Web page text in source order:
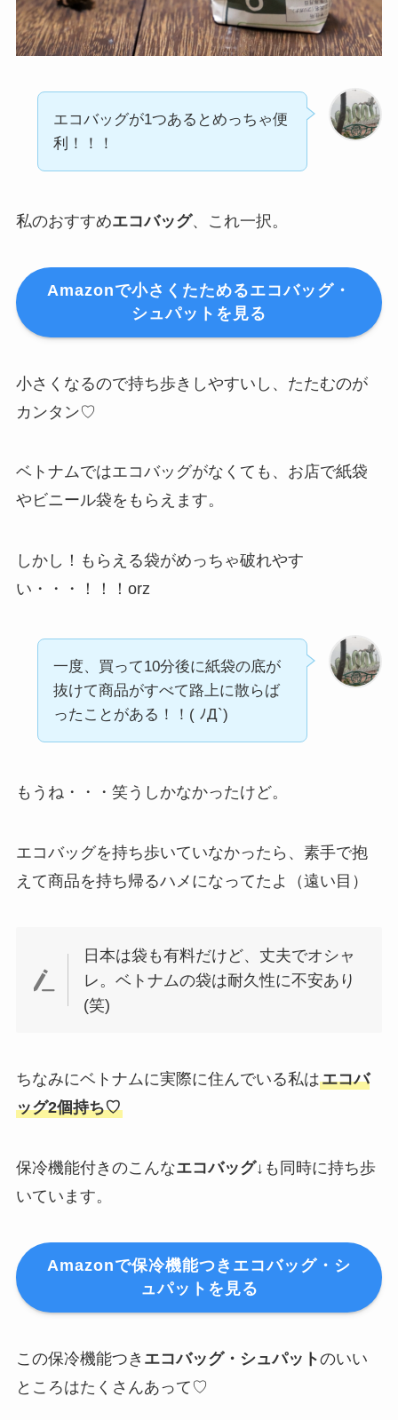
エコバッグが1つあるとめっちゃ便
利！！！
私のおすすめエコバッグ、これ一択。
Amazonで小さくたためるエコバッグ・
シュパットを見る
小さくなるので持ち歩きしやすいし、たたむのが
カンタン♡
ベトナムではエコバッグがなくても、お店で紙袋
やビニール袋をもらえます。
しかし！もらえる袋がめっちゃ破れやす
い・・・！！！orz
一度、買って10分後に紙袋の底が
抜けて商品がすべて路上に散らば
ったことがある！！( ﾉД`)
もうね・・・笑うしかなかったけど。
エコバッグを持ち歩いていなかったら、素手で抱
えて商品を持ち帰るハメになってたよ（遠い目）
日本は袋も有料だけど、丈夫でオシャ
レ。ベトナムの袋は耐久性に不安あり
(笑)
ちなみにベトナムに実際に住んでいる私はエコバ
ッグ2個持ち♡
保冷機能付きのこんなエコバッグ↓も同時に持ち歩
いています。
Amazonで保冷機能つきエコバッグ・シ
ュパットを見る
この保冷機能つき エコバッグ・シュパットのいい
ところはたくさんあって♡